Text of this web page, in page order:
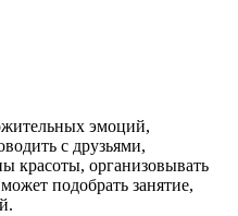
эмоций,
с друзьями,
красоты, организовывать
подобрать занятие,